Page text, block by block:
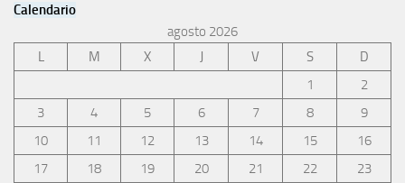
Calendario
agosto 2026
L
M X J V S
D
1
2
3
4 5 6 7 8
9
10
11 12 13 14 15
16
17
18 19 20 21 22
23